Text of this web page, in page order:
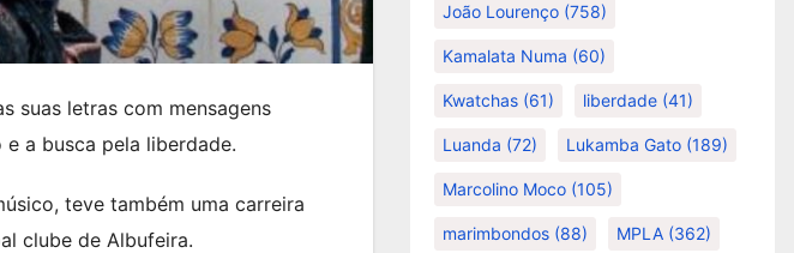
suas letras com mensagens
a busca pela liberdade.
teve também uma carreira
clube de Albufeira.
João Lourenço (758)
Kamalata Numa (60)
Kwatchas (61) liberdade (41)
Luanda (72) Lukamba Gato (189)
Marcolino Moco (105)
marimbondos (88) MPLA (362)